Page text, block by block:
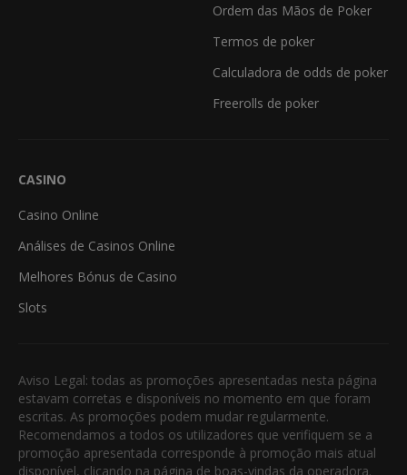
Ordem das Mãos de Poker
Termos de poker
Calculadora de odds de poker
Freerolls de poker
CASINO
Casino Online
Análises de Casinos Online
Melhores Bónus de Casino
Slots
Aviso Legal: todas as promoções apresentadas nesta página
estavam corretas e disponíveis no momento em que foram
escritas. As promoções podem mudar regularmente.
Recomendamos a todos os utilizadores que verifiquem se a
promoção apresentada corresponde à promoção mais atual
disponível, clicando na página de boas-vindas da operadora.